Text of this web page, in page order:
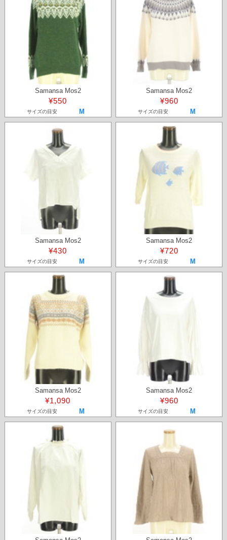
Samansa Mos2
¥550
サイズの目安 M
Samansa Mos2
¥960
サイズの目安 M
Samansa Mos2
¥430
サイズの目安 M
Samansa Mos2
¥720
サイズの目安 M
Samansa Mos2
¥1,090
サイズの目安 M
Samansa Mos2
¥960
サイズの目安 M